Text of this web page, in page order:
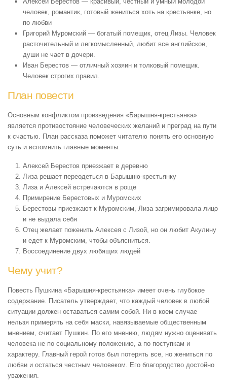
человек, романтик, готовый жениться хоть на крестьянке, но
по любви
Григорий Муромский — богатый помещик, отец Лизы. Человек
расточительный и легкомысленный, любит все английское,
души не чает в дочери.
Иван Берестов — отличный хозяин и толковый помещик.
Человек строгих правил.
План повести
Основным конфликтом произведения «Барышня-крестьянка»
является противостояние человеческих желаний и преград на пути
к счастью. План рассказа поможет читателю понять его основную
суть и вспомнить главные моменты.
Алексей Берестов приезжает в деревню
Лиза решает переодеться в Барышню-крестьянку
Лиза и Алексей встречаются в роще
Примирение Берестовых и Муромских
Берестовы приезжают к Муромским, Лиза загримировала лицо
и не выдала себя
Отец желает поженить Алексея с Лизой, но он любит Акулину
и едет к Муромским, чтобы объясниться.
Воссоединение двух любящих людей
Чему учит?
Повесть Пушкина «Барышня-крестьянка» имеет очень глубокое
содержание. Писатель утверждает, что каждый человек в любой
ситуации должен оставаться самим собой. Ни в коем случае
нельзя примерять на себя маски, навязываемые общественным
мнением, считает Пушкин. По его мнению, людям нужно оценивать
человека не по социальному положению, а по поступкам и
характеру. Главный герой готов был потерять все, но жениться по
любви и остаться честным человеком. Его благородство достойно
уважения.